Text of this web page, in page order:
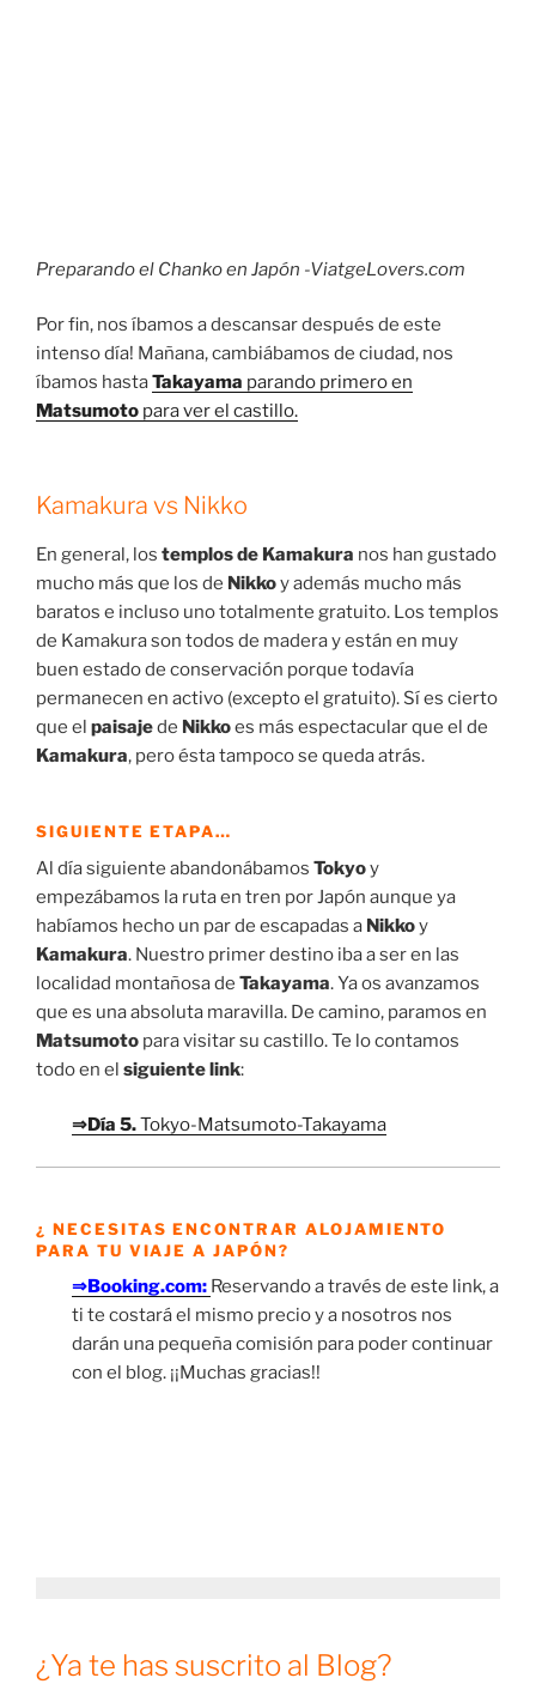
Preparando el Chanko en Japón -ViatgeLovers.com
Por fin, nos íbamos a descansar después de este
intenso día! Mañana, cambiábamos de ciudad, nos
íbamos hastaTakayama parando primero en
Matsumoto para ver el castillo.
Kamakura vs Nikko
En general, los templos de Kamakura nos han gustado
mucho más que los de Nikkoy además mucho más
baratos e incluso uno totalmente gratuito. Los templos
de Kamakura son todos de madera y están en muy
buen estado de conservación porque todavía
permanecen en activo (excepto el gratuito). Sí es cierto
que el paisajede Nikkoes más espectacular que el de
Kamakura, pero ésta tampoco se queda atrás.
SIGUIENTE ETAPA…
Al día siguiente abandonábamos Tokyoy
empezábamos la ruta en tren por Japón aunque ya
habíamos hecho un par de escapadas a Nikkoy
Kamakura. Nuestro primer destino iba a ser en las
localidad montañosa de Takayama. Ya os avanzamos
que es una absoluta maravilla. De camino, paramos en
Matsumoto para visitar su castillo. Te lo contamos
todo en el siguiente link:
⇒Día 5.Tokyo-Matsumoto-Takayama
¿ NECESITAS ENCONTRAR ALOJAMIENTO
PARA TU VIAJE A JAPÓN?
⇒Booking.com: Reservando a través de este link, a
ti te costará el mismo precio y a nosotros nos
darán una pequeña comisión para poder continuar
con el blog. ¡¡Muchas gracias!!
¿Ya te has suscrito al Blog?